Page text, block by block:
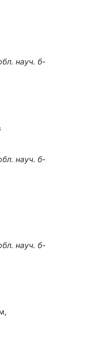
науч. б-
науч. б-
науч. б-